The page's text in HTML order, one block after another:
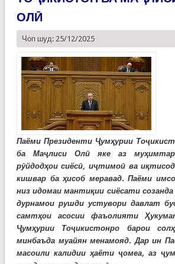
ОЛӢ
Чоп шуд: 25/12/2025
Паёми Президенти Ҷумҳурии
ба Маҷлиси Олӣ яке аз
рӯйдодҳои сиёсӣ, иҷтимоӣ ва
кишвар ба ҳисоб меравад. Паёми
низ идомаи мантиқии сиёсати созанда
дурнамои рушди устувори давлат
самтҳои асосии фаъолияти
Ҷумҳурии Тоҷикистонро барои
минбаъда муайян менамояд. Дар ин
масоили калидии ҳаёти ҷомеа, аз